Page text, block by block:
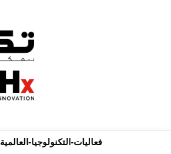
فعاليات-التكنولوجيا-العالمية